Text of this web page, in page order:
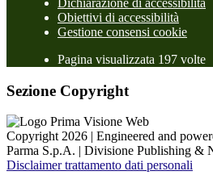
Dichiarazione di accessibilità
Obiettivi di accessibilità
Gestione consensi cookie
Pagina visualizzata 197 volte
Sezione Copyright
Copyright 2026 | Engineered and
Parma S.p.A. | Divisione Publishing &
Disclaimer trattamento dati personali